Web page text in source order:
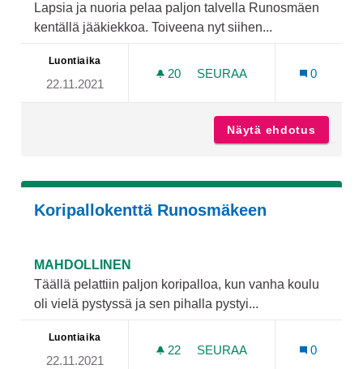
Lapsia ja nuoria pelaa paljon talvella Runosmäen
kentällä jääkiekkoa. Toiveena nyt siihen...
Luontiaika
22.11.2021
20 20 SEURAAJAA
SEURAA
0
Näytä ehdotus
Koripallokenttä Runosmäkeen
MAHDOLLINEN
Täällä pelattiin paljon koripalloa, kun vanha koulu
oli vielä pystyssä ja sen pihalla pystyi...
Luontiaika
22.11.2021
22 22 SEURAAJAA
SEURAA
0